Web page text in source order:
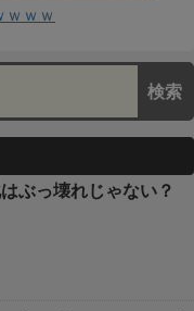
ｗｗｗ
ぶっ壊れじゃない？